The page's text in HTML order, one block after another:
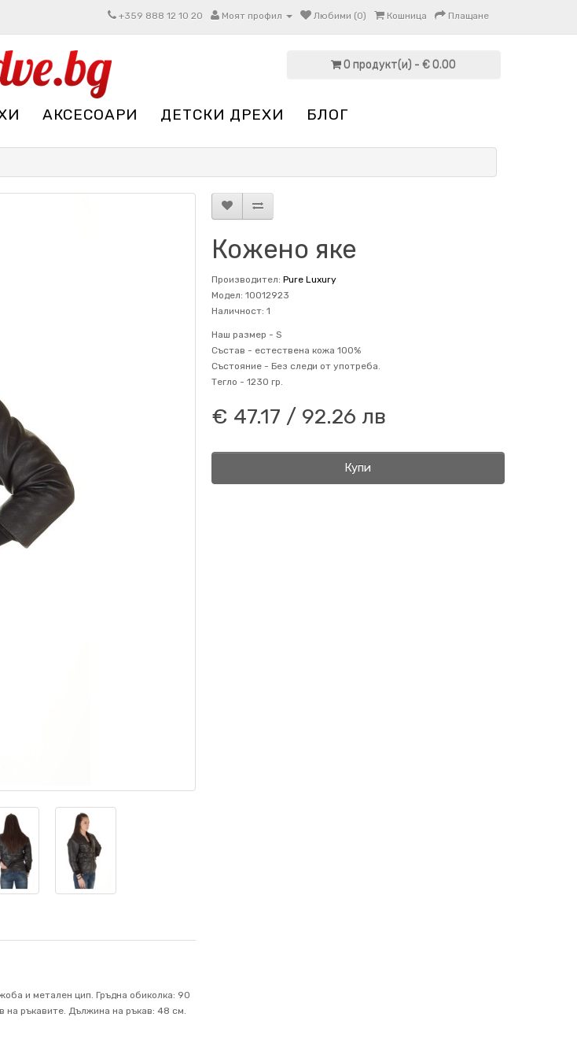
+359 888 12 10 20 Моят профил Любими (0) Кошница Плащане
0 продукт(и) - € 0.00
АКСЕСОАРИ ДЕТСКИ ДРЕХИ БЛОГ
и метален цип. Гръдна обиколка: 90
ръкавите. Дължина на ръкав: 48 см.
Кожено яке
Производител: Pure Luxury
Модел: 10012923
Наличност: 1
Наш размер - S
Състав - естествена кожа 100%
Състояние - Без следи от употреба.
Тегло - 1230 гр.
€ 47.17 / 92.26 лв
Купи